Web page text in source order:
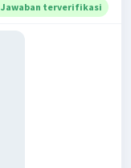
Jawaban terverifikasi